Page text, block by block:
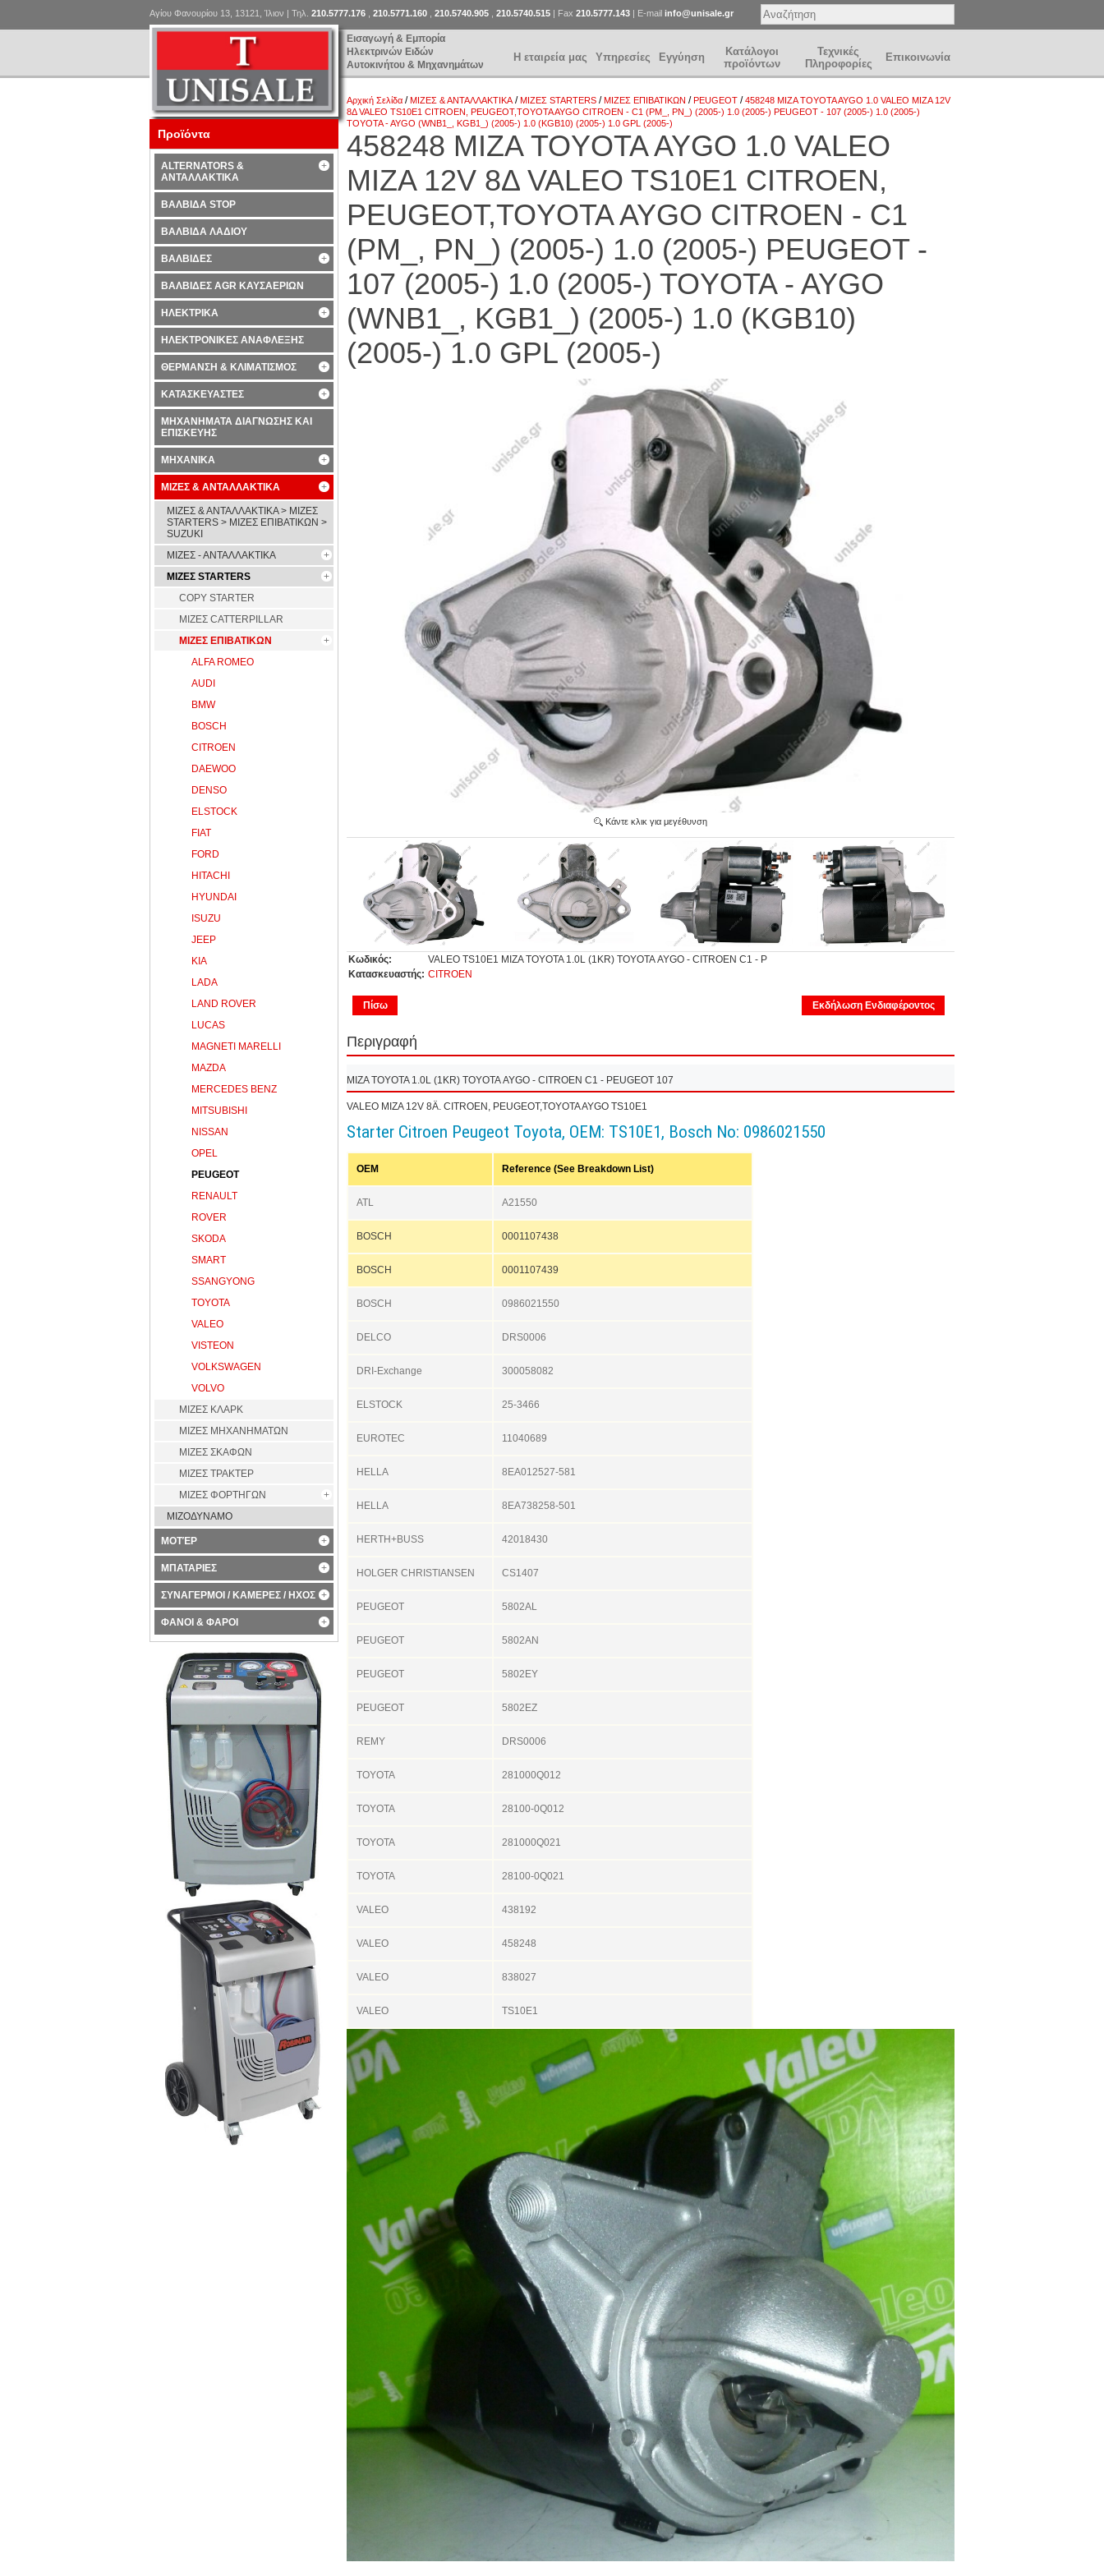
Εισαγωγή & Εμπορία
Ηλεκτρινών Ειδών
Αυτοκινήτου & Μηχανημάτων
Αγίου Φανουρίου 13, 13121, Ίλιον | Τηλ. 210.5777.176 210.5771.160 210.5740.905 210.5740.515 | Fax 210.5777.143 | E-mail info@unisale.gr
Η εταιρεία μας Υπηρεσίες Εγγύηση
Κατάλογοι
προϊόντων
Τεχνικές
Πληροφορίες
Επικοινωνία
Αρχική Σελίδα /ΜΙΖΕΣ & ΑΝΤΑΛΛΑΚΤΙΚΑ/ΜΙΖΕΣ STARTERS /ΜΙΖΕΣ ΕΠΙΒΑΤΙΚΩΝ /PEUGEOT /458248 ΜΙΖΑ TOYOTA AYGO 1.0 VALEO MIZA 12V
8Δ VALEO TS10E1 CITROEN, PEUGEOT,TOYOTA AYGO CITROEN - C1 (PM_, PN_) (2005-) 1.0 (2005-) PEUGEOT - 107 (2005-) 1.0 (2005-)
TOYOTA - AYGO (WNB1_, KGB1_) (2005-) 1.0 (KGB10) (2005-) 1.0 GPL (2005-)
458248 ΜΙΖΑ TOYOTA AYGO 1.0 VALEO
MIZA 12V 8Δ VALEO TS10E1 CITROEN,
PEUGEOT,TOYOTA AYGO CITROEN - C1
(PM_, PN_) (2005-) 1.0 (2005-) PEUGEOT -
107 (2005-) 1.0 (2005-) TOYOTA - AYGO
(WNB1_, KGB1_) (2005-) 1.0 (KGB10)
(2005-) 1.0 GPL (2005-)
Κάντε κλικ για μεγέθυνση
Κωδικός:
VALEO TS10E1 MIZA TOYOTA 1.0L (1KR) TOYOTA ΑΥGO - CITROEN C1 - P
Κατασκευαστής: CITROEN
Πίσω Εκδήλωση Ενδιαφέροντος
Περιγραφή
MIZA TOYOTA 1.0L (1KR) TOYOTA ΑΥGO - CITROEN C1 - PEUGEOT 107
VALEO MIZA 12V 8Ä. CITROEN, PEUGEOT,TOYOTA AYGO TS10E1
Starter Citroen Peugeot Toyota, OEM: TS10E1, Bosch No: 0986021550
OEM Reference (See Breakdown List)
ATL A21550
BOSCH 0001107438
BOSCH 0001107439
BOSCH 0986021550
DELCO DRS0006
DRI-Exchange 300058082
ELSTOCK 25-3466
EUROTEC 11040689
HELLA 8EA012527-581
HELLA 8EA738258-501
HERTH+BUSS 42018430
HOLGER CHRISTIANSEN CS1407
PEUGEOT 5802AL
PEUGEOT 5802AN
PEUGEOT 5802EY
PEUGEOT 5802EZ
REMY DRS0006
TOYOTA 281000Q012
TOYOTA 28100-0Q012
TOYOTA 281000Q021
TOYOTA 28100-0Q021
VALEO 438192
VALEO 458248
VALEO 838027
VALEO TS10E1
Προϊόντα
ALTERNATORS &
ΑΝΤΑΛΛΑΚΤΙΚΑ
ΒΑΛΒΙΔΑ STOP
ΒΑΛΒΙΔΑ ΛΑΔΙΟΥ
ΒΑΛΒΙΔΕΣ
ΒΑΛΒΙΔΕΣ AGR ΚΑΥΣΑΕΡΙΩΝ
ΗΛΕΚΤΡΙΚΑ
ΗΛΕΚΤΡΟΝΙΚΕΣ ΑΝΑΦΛΕΞΗΣ
ΘΕΡΜΑΝΣΗ & ΚΛΙΜΑΤΙΣΜΟΣ
ΚΑΤΑΣΚΕΥΑΣΤΕΣ
ΜΗΧΑΝΗΜΑΤΑ ΔΙΑΓΝΩΣΗΣ ΚΑΙ
ΕΠΙΣΚΕΥΗΣ
ΜΗΧΑΝΙΚΑ
ΜΙΖΕΣ & ΑΝΤΑΛΛΑΚΤΙΚΑ
ΜΙΖΕΣ & ΑΝΤΑΛΛΑΚΤΙΚΑ > ΜΙΖΕΣ
STARTERS > ΜΙΖΕΣ ΕΠΙΒΑΤΙΚΩΝ >
SUZUKI
ΜΙΖΕΣ - ΑΝΤΑΛΛΑΚΤΙΚΑ
ΜΙΖΕΣ STARTERS
COPY STARTER
ΜΙΖΕΣ CATTERPILLAR
ΜΙΖΕΣ ΕΠΙΒΑΤΙΚΩΝ
ALFA ROMEO
AUDI
BMW
BOSCH
CITROEN
DAEWOO
DENSO
ELSTOCK
FIAT
FORD
HITACHI
HYUNDAI
ISUZU
JEEP
KIA
LADA
LAND ROVER
LUCAS
MAGNETI MARELLI
MAZDA
MERCEDES BENZ
MITSUBISHI
NISSAN
OPEL
PEUGEOT
RENAULT
ROVER
SKODA
SMART
SSANGYONG
TOYOTA
VALEO
VISTEON
VOLKSWAGEN
VOLVO
ΜΙΖΕΣ ΚΛΑΡΚ
ΜΙΖΕΣ ΜΗΧΑΝΗΜΑΤΩΝ
ΜΙΖΕΣ ΣΚΑΦΩΝ
ΜΙΖΕΣ ΤΡΑΚΤΕΡ
ΜΙΖΕΣ ΦΟΡΤΗΓΩΝ
ΜΙΖΟΔΥΝΑΜΟ
ΜΟΤΈΡ
ΜΠΑΤΑΡΙΕΣ
ΣΥΝΑΓΕΡΜΟΙ / ΚΑΜΕΡΕΣ / ΗΧΟΣ
ΦΑΝΟΙ & ΦΑΡΟΙ